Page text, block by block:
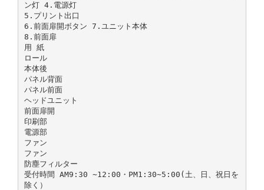
ン灯 4.電源灯
5.プリント出口
6.前面扉開ボタン 7.ユニット本体
8.前面扉
用 紙
ロール
本体後
パネル背面
パネル前面
ヘッドユニット
前面扉開
印刷部
電源部
ファン
ファン
防塵フィルター
受付時間 AM9:30 ∼12:00・PM1:30∼5:00(土、日、祝日を
除く）